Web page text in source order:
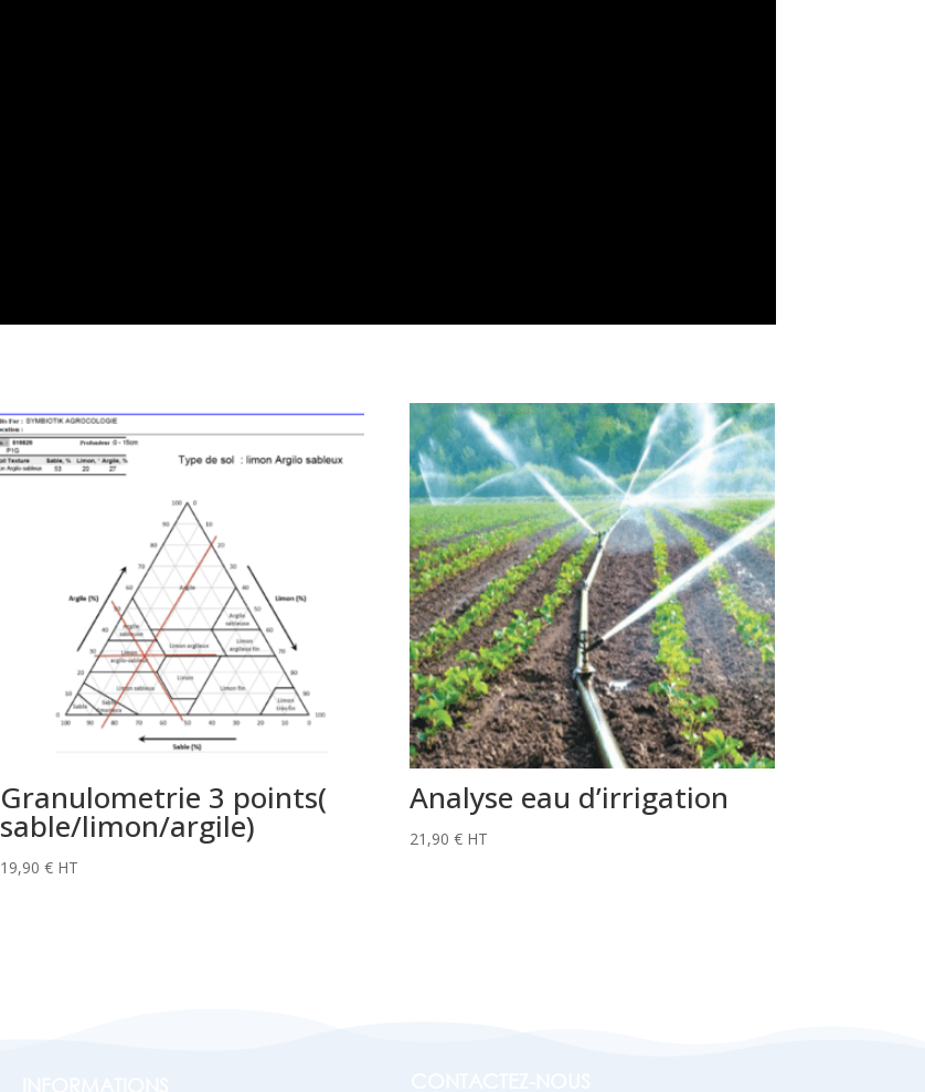
Granulometrie 3 points(
sable/limon/argile)
19,90 € HT
Analyse eau d’irrigation
21,90€ HT